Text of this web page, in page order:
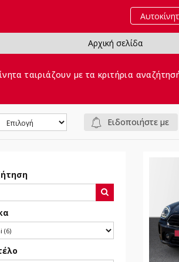
Αρχική σελίδα
ταιριάζουν με τα κριτήρια
Ειδοποιήστε με